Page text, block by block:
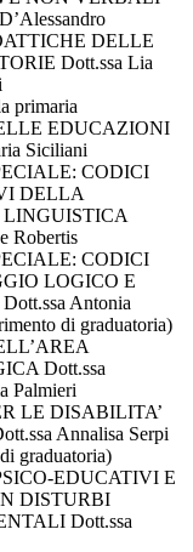
DELLE
Dott.ssa Lia
primaria
EDUCAZIONI
Siciliani
CODICI
DELLA
Robertis
CODICI
LOGICO E
Antonia
di graduatoria)
Dott.ssa
Palmieri
LE DISABILITA’
Annalisa Serpi
graduatoria)
EDUCATIVI E
DISTURBI
Dott.ssa